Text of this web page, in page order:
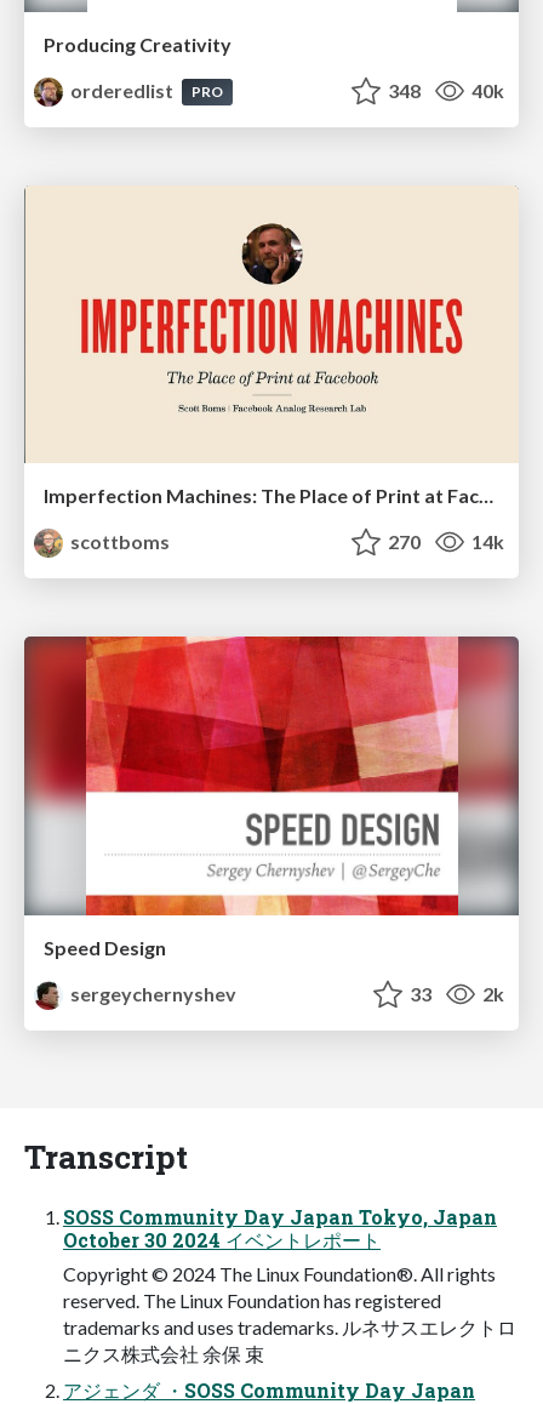
Producing Creativity
orderedlist
PRO 348 40k
Imperfection Machines: The Place of Print at Facebook
scottboms
270 14k
Speed Design
sergeychernyshev
33 2k
Transcript
SOSS Community Day Japan Tokyo, Japan
October 30 2024 イベントレポート
Copyright © 2024 The Linux Foundation®. All rights
reserved. The Linux Foundation has registered
trademarks and uses trademarks. ルネサスエレクトロ
ニクス株式会社 余保 束
アジェンダ ・SOSS Community Day Japan